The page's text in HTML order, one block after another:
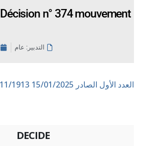
Décision n° 374 mouvement
التدبير: عام
العدد الأول الصادر 15/01/2025
DECIDE